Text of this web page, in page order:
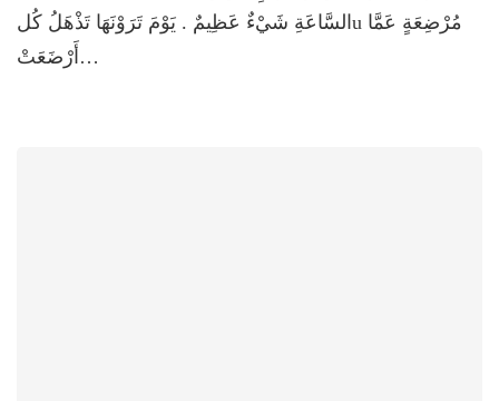
السَّاعَةِ شَيْءٌ عَظِيمٌ . يَوْمَ تَرَوْنَهَا تَذْهَلُ كُلu مُرْضِعَةٍ عَمَّا
أَرْضَعَتْ…